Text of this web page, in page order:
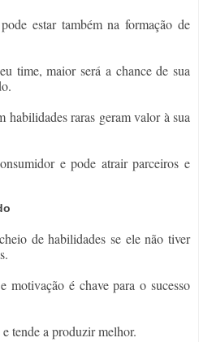
estar também na formação de
time, maior será a chance de sua
habilidades raras geram valor à sua
e pode atrair parceiros e
de habilidades se ele não tiver
motivação é chave para o sucesso
tende a produzir melhor.